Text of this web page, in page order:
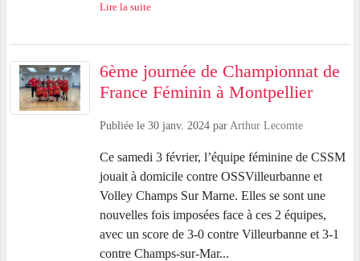
Lire la suite
6ème journée de Championnat de
France Féminin à Montpellier
Publiée le 30 janv. 2024 par Arthur Lecomte
Ce samedi 3 février, l’équipe féminine de CSSM
jouait à domicile contre OSSVilleurbanne et
Volley Champs Sur Marne. Elles se sont une
nouvelles fois imposées face à ces 2 équipes,
avec un score de 3-0 contre Villeurbanne et 3-1
contre Champs-sur-Mar...